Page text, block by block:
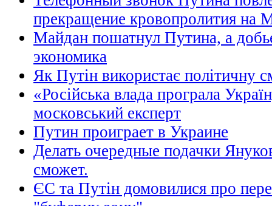
прекращение кровопролития на
Майдан пошатнул Путина, а
экономика
Як Путін використає політичну
«Російська влада програла
московський експерт
Путин проиграет в Украине
Делать очередные подачки
сможет.
ЄС та Путін домовилися про